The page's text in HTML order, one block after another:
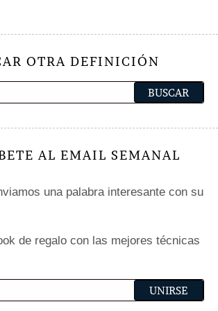
OTRA DEFINICIÓN
AL EMAIL SEMANAL
una palabra interesante con su
de regalo con las mejores técnicas